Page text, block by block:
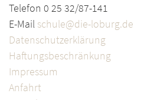
Telefon 0 25 32/87-141
E-Mail schule@die-loburg.de
Datenschutzerklärung
Haftungsbeschränkung
Impressum
Anfahrt